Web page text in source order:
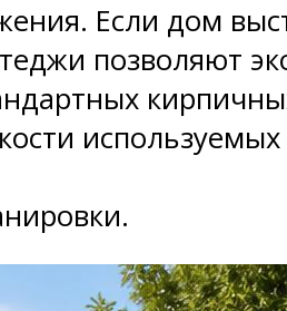
Если дом
позволяют